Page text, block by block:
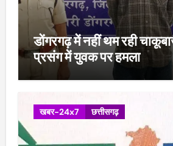
डोंगरगढ़ में नहीं थम रही
प्रसंग में युवक पर हमला
खबर-24x7 छत्तीसगढ़